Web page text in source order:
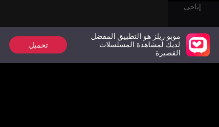
إباحي
هروب الأم
العزباء
موبو ريلز هو التطبيق المفضل
لديك لمشاهدة المسلسلات
القصيرة
تحميل